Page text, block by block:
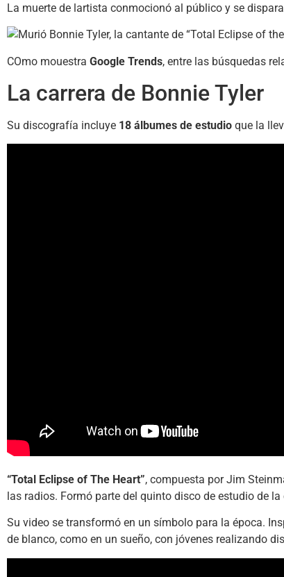
La muerte de lartista conmocionó al público y se
COmo mouestra Google Trends, entre las búsquedas
La carrera de Bonnie Tyler
Su discografía incluye 18 álbumes de estudio que la
“Total Eclipse of The Heart”, compuesta por Jim
las radios. Formó parte del quinto disco de estudio de
Su video se transformó en un símbolo para la época.
de blanco, como en un sueño, con jóvenes realizando